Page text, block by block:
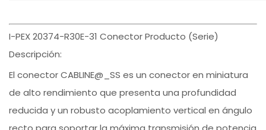
I-PEX 20374-R30E-31 Conector Producto (Serie)
Descripción:
El conector CABLINE@_SS es un conector en miniatura
de alto rendimiento que presenta una profundidad
reducida y un robusto acoplamiento vertical en ángulo